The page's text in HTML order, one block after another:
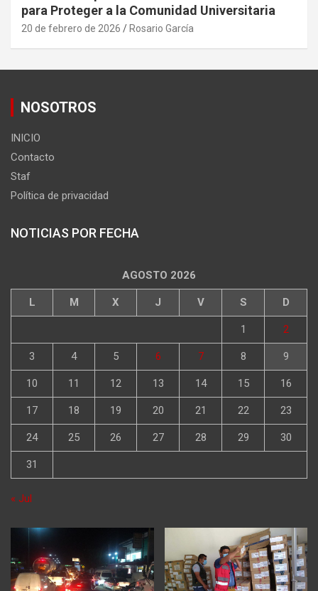
para Proteger a la Comunidad Universitaria
20 de febrero de 2026 Rosario García
NOSOTROS
INICIO
Contacto
Staf
Política de privacidad
NOTICIAS POR FECHA
AGOSTO 2026
L M X J V S D
1 2
3 4 5 6 7 8 9
10 11 12 13 14 15 16
17 18 19 20 21 22 23
24 25 26 27 28 29 30
31
« Jul